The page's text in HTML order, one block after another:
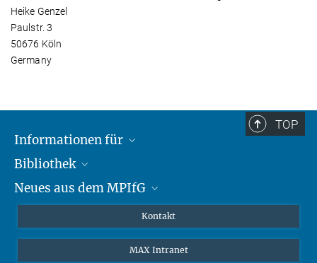
Heike Genzel
Paulstr. 3
50676 Köln
Germany
TOP
Informationen für
Forschende
Gäste
Bibliothek
Profil
Neues aus dem MPIfG
MPIfG auf LinkedIn
Kontakt
MAX Intranet